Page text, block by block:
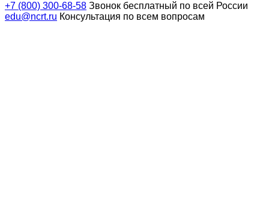
+7 (800) 300-68-58 Звонок бесплатный по всей России
edu@ncrt.ru Консультация по всем вопросам